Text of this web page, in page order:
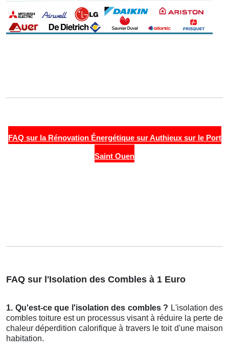
FAQ sur la Rénovation Énergétique sur Authieux sur le Port
Saint Ouen
FAQ sur l'Isolation des Combles à 1 Euro
1. Qu'est-ce que l'isolation des combles ? L'isolation des
combles toiture est un processus visant à réduire la perte de
chaleur déperdition calorifique à travers le toit d'une maison
habitation.